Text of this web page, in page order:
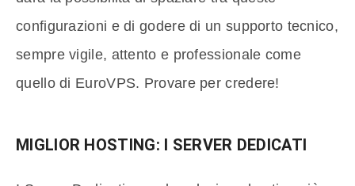
configurazioni e di godere di un supporto tecnico,
sempre vigile, attento e professionale come
quello di EuroVPS. Provare per credere!
MIGLIOR HOSTING: I SERVER DEDICATI